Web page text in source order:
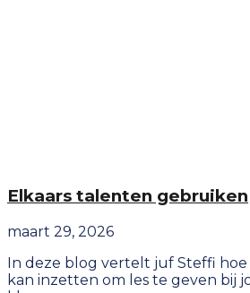
Elkaars talenten gebruiken
maart 29, 2026
In deze blog vertelt juf Steffi
kan inzetten om les te geven bij